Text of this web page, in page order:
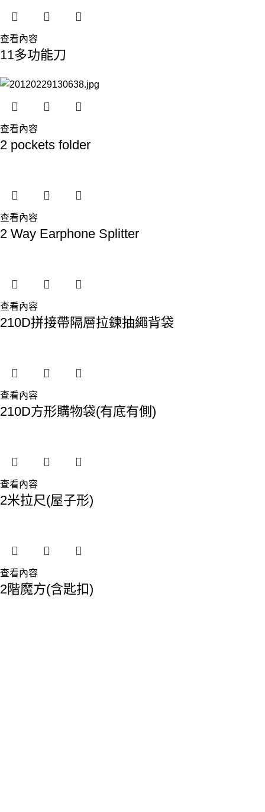
查看內容
11多功能刀
查看內容
2 pockets folder
查看內容
2 Way Earphone Splitter
查看內容
210D拼接帶隔層拉鍊抽繩背袋
查看內容
210D方形購物袋(有底有側)
查看內容
2米拉尺(屋子形)
查看內容
2階魔方(含匙扣)